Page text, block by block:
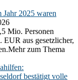
Jahr 2025 waren
Mio. Personen
aus gesetzlicher,
zum Thema
bestätigt volle